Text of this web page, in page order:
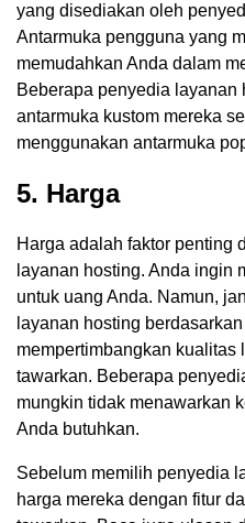
yang disediakan oleh
Antarmuka pengguna yang
memudahkan Anda dalam
Beberapa penyedia layanan
antarmuka kustom mereka
menggunakan antarmuka
5. Harga
Harga adalah faktor penting
layanan hosting. Anda ingin
untuk uang Anda. Namun,
layanan hosting
mempertimbangkan kualitas
tawarkan. Beberapa
mungkin tidak menawarkan
Anda butuhkan.
Sebelum memilih penyedia
harga mereka dengan fitur